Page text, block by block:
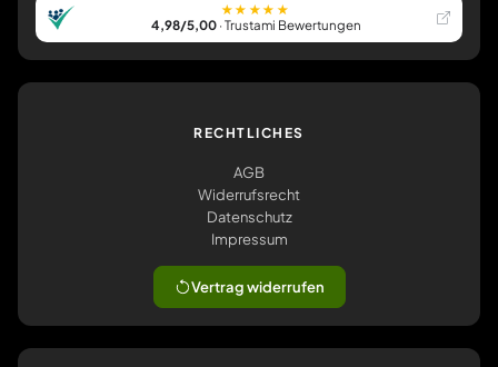
★★★★★
4,98/5,00· Trustami Bewertungen
RECHTLICHES
AGB
Widerrufsrecht
Datenschutz
Impressum
Vertrag widerrufen